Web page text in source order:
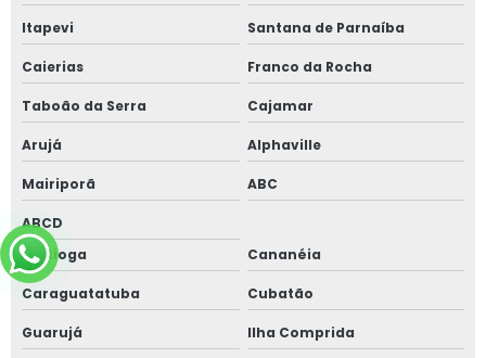
Itapevi Santana de Parnaíba
Caierias Franco da Rocha
Taboão da Serra Cajamar
Arujá Alphaville
Mairiporã ABC
ABCD
Bertioga
Cananéia
Caraguatatuba Cubatão
Guarujá Ilha Comprida